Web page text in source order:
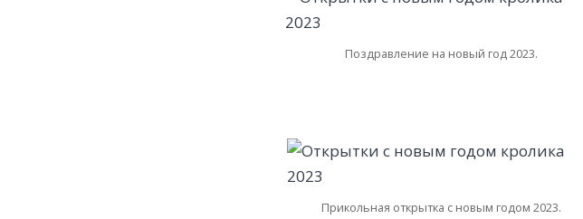
Поздравление на новый год 2023.
Прикольная открытка с новым годом 2023.